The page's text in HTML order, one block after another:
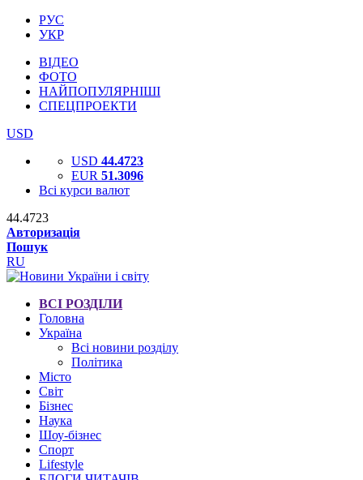
РУС
УКР
ВІДЕО
ФОТО
НАЙПОПУЛЯРНІШІ
СПЕЦПРОЕКТИ
USD
USD 44.4723
EUR 51.3096
Всі курси валют
44.4723
Авторизація
Пошук
RU
ВСІ РОЗДІЛИ
Головна
Україна
Всі новини розділу
Політика
Місто
Світ
Бізнес
Наука
Шоу-бізнес
Спорт
Lifestyle